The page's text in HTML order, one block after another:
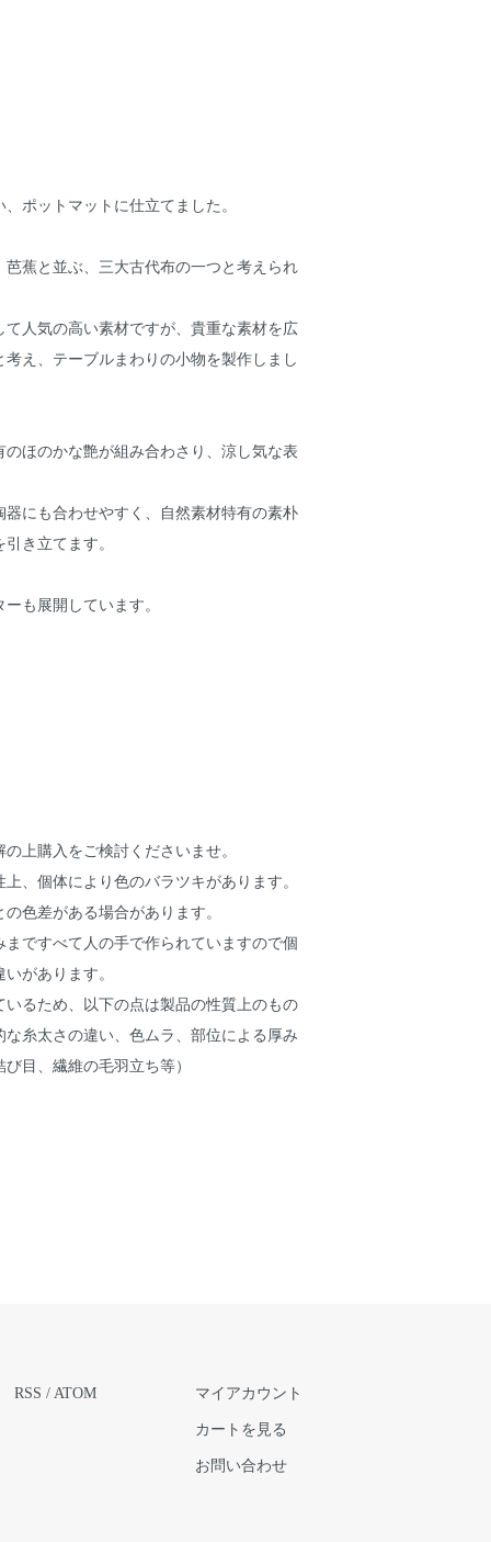
ポットマットに仕立てました。
芭蕉と並ぶ、三大古代布の一つと考えられ
て人気の高い素材ですが、貴重な素材を広
え、テーブルまわりの小物を製作しまし
のほのかな艶が組み合わさり、涼し気な表
器にも合わせやすく、自然素材特有の素朴
き立てます。
も展開しています。
上購入をご検討くださいませ。
、個体により色のバラツキがあります。
色差がある場合があります。
まですべて人の手で作られていますので個
があります。
いるため、以下の点は製品の性質上のもの
な糸太さの違い、色ムラ、部位による厚み
目、繊維の毛羽立ち等）
RSS / ATOM マイアカウント
カートを見る
お問い合わせ